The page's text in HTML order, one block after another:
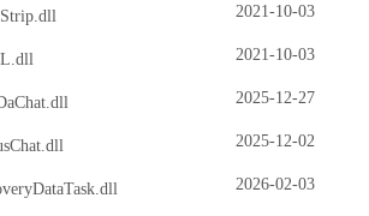
2021-10-03
2021-10-03
2025-12-27
2025-12-02
2026-02-03